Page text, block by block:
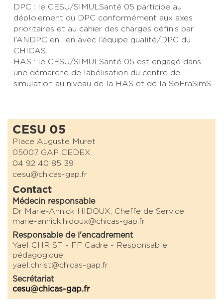
DPC : le CESU/SIMULSanté 05 participe au
déploiement du DPC conformément aux axes
prioritaires et au cahier des charges définis par
l’ANDPC en lien avec l’équipe qualité/DPC du
CHICAS.
HAS : le CESU/SIMULSanté 05 est engagé dans
une démarche de labélisation du centre de
simulation au niveau de la HAS et de la SoFraSimS.
CESU 05
Place Auguste Muret
05007 GAP CEDEX
04 92 40 85 39
cesu@chicas-gap.fr
Contact
Médecin responsable
Dr Marie-Annick HIDOUX, Cheffe de Service
marie-annick.hidoux@chicas-gap.fr
Responsable de l'encadrement
Yaël CHRIST - FF Cadre - Responsable
pédagogique
yael.christ@chicas-gap.fr
Secrétariat
cesu@chicas-gap.fr